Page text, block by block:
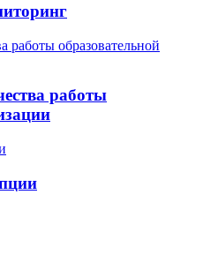
работы